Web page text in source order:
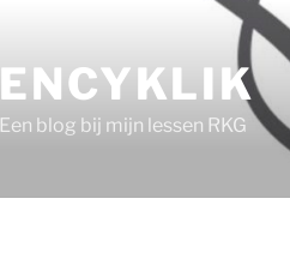
ENCYKLIK
Een blog bij mijn lessen RKG